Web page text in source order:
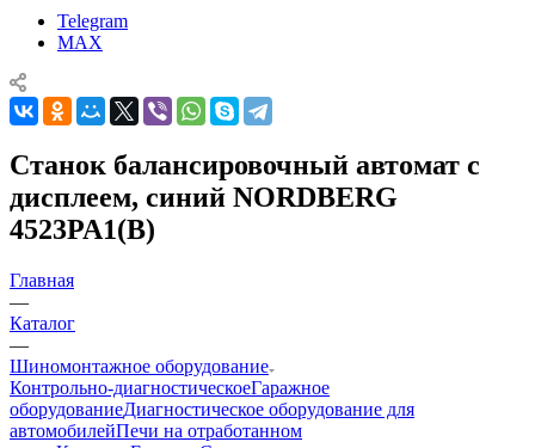
Telegram
MAX
Станок балансировочный автомат с
дисплеем, синий NORDBERG
4523PA1(B)
Главная
—
Каталог
—
Шиномонтажное оборудование
Контрольно-диагностическоеГаражное
оборудованиеДиагностическое оборудование для
автомобилейПечи на отработанном